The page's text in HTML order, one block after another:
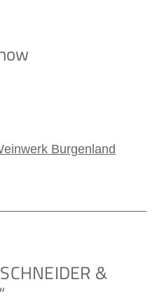
Burgenland
&